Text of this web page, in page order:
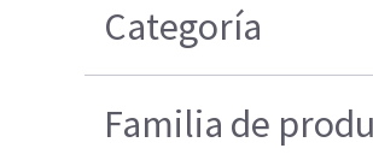
Categoría
Familia de